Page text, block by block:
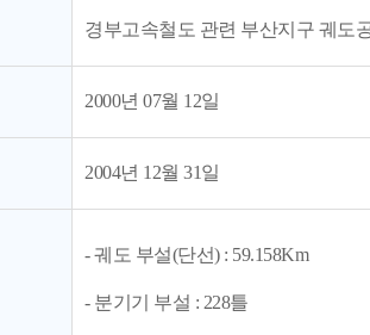
경부고속철도 관련 부산지구 궤도
2000년 07월 12일
2004년 12월 31일
- 궤도 부설(단선) : 59.158Km
- 분기기 부설 : 228틀